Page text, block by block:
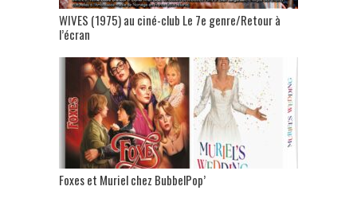
WIVES (1975) au ciné-club Le 7e genre/Retour à
l’écran
Foxes et Muriel chez BubbelPop’